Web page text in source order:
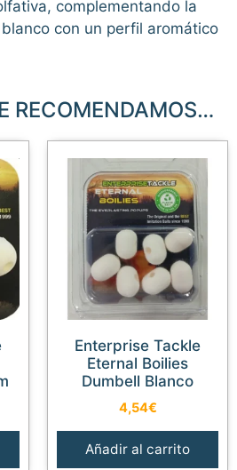
complementando la
con un perfil aromático
RECOMENDAMOS…
Enterprise Tackle
Eternal Boilies
Dumbell Blanco
4,54€
Añadir al carrito